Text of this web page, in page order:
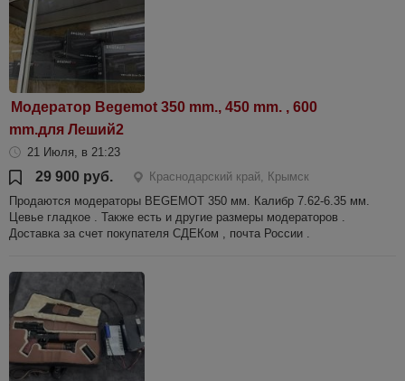
Модератор Begemot 350 mm., 450 mm. , 600
mm.для Леший2
21 Июля, в 21:23
29 900 руб.
Краснодарский край, Крымск
Продаются модераторы BEGEMOT 350 мм. Калибр 7.62-6.35 мм.
Цевье гладкое . Также есть и другие размеры модераторов .
Доставка за счет покупателя СДЕКом , почта России .